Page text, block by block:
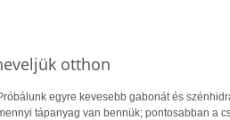
otthon
egyre kevesebb gabonát és
tápanyag van bennük; pontosabban a